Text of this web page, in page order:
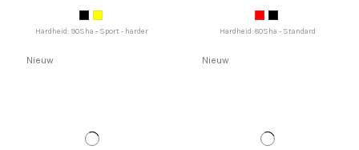
Hardheid: 90Sha - Sport - harder Hardheid: 80Sha - Standard
Nieuw Nieuw